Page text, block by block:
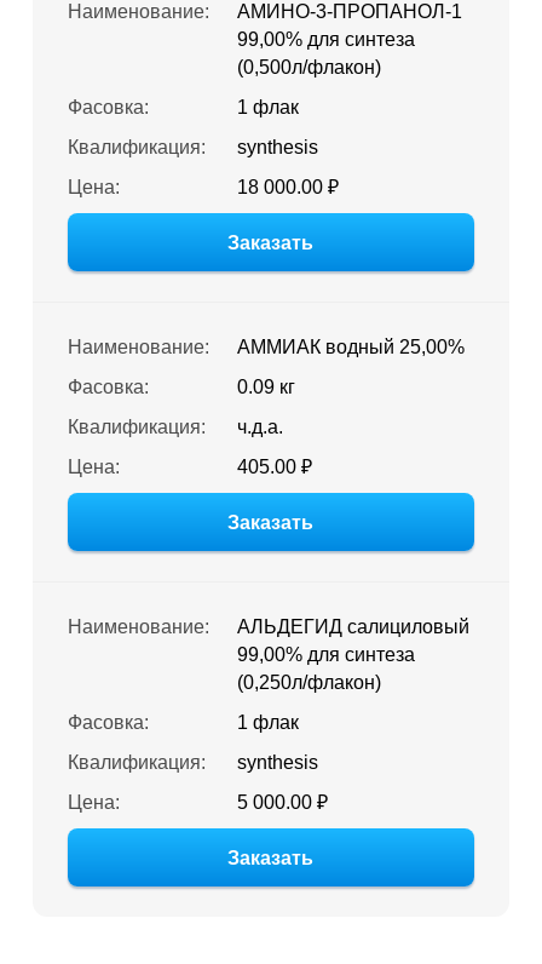
Наименование:
АМИНО-3-ПРОПАНОЛ-1
99,00% для синтеза
(0,500л/флакон)
Фасовка:
1 флак
Квалификация:
synthesis
Цена:
18 000.00 ₽
Заказать
Наименование:
АММИАК водный 25,00%
Фасовка:
0.09 кг
Квалификация:
ч.д.а.
Цена:
405.00 ₽
Заказать
Наименование:
АЛЬДЕГИД салициловый
99,00% для синтеза
(0,250л/флакон)
Фасовка:
1 флак
Квалификация:
synthesis
Цена:
5 000.00 ₽
Заказать